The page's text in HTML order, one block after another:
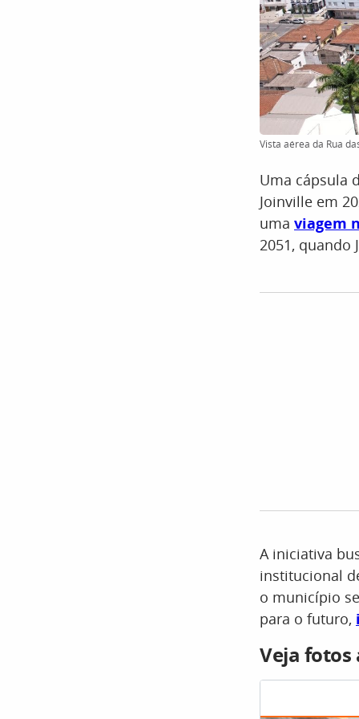
Vista aérea da Rua
Uma cápsula
Joinville em
uma viagem
2051, quando
A iniciativa
institucional
o município
para o futuro,
Veja fotos